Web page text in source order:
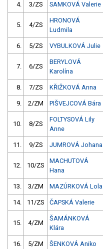
4. 3/ZS SAMKOVÁ Valerie
5. 4/ZS
HRONOVÁ
Ludmila
6. 5/ZS VYBULKOVÁ Julie
7. 6/ZS
BERYLOVÁ
Karolína
8. 7/ZS KŘIŽKOVÁ Anna
9. 2/ZM PIŠVEJCOVÁ Bára
10. 8/ZS
FOLTYSOVÁ Lily
Anne
11. 9/ZS JUMROVÁ Johana
12. 10/ZS
MACHUTOVÁ
Hana
13. 3/ZM MAZÚRKOVÁ Lola
14. 11/ZS ČAPSKÁ Valerie
15. 4/ZM
ŠAMÁNKOVÁ
Klára
16. 5/ZM ŠENKOVÁ Aniko